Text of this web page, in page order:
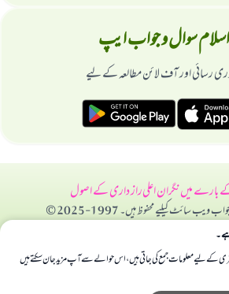
اسلام سوال و جواب ایپ
رسائی اور آف لائن مطالعہ کے لیے
بارے میںنگران اعلیراز داری کے اصول
سائٹ کیلیے محفوظ ہیں۔ 1997-2025 ©
لیے معلومات جمع کی جاتی ہیں، اس حوالے سے آپ مزید جان سکتے ہیں